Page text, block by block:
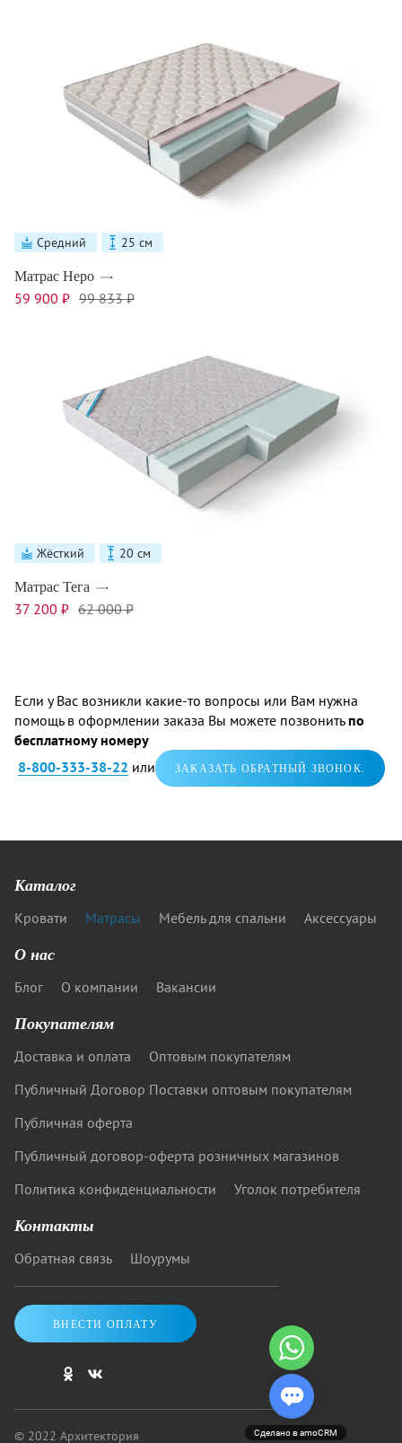
Средний 25 см
Матрас Неро
59 900 ₽ 99 833 ₽
Жёсткий 20 см
Матрас Тега
37 200 ₽ 62 000 ₽
Если у Вас возникли какие-то вопросы или Вам нужна
помощь в оформлении заказа Вы можете позвонитьпо
бесплатному номеру
8-800-333-38-22 или ЗАКАЗАТЬ ОБРАТНЫЙ ЗВОНОК.
Каталог
Кровати Матрасы Мебель для спальни Аксессуары
О нас
Блог О компании Вакансии
Покупателям
Доставка и оплата
Оптовым покупателям
Публичный Договор Поставки оптовым покупателям
Публичная оферта
Публичный договор-оферта розничных магазинов
Политика конфиденциальности
Уголок потребителя
Контакты
Обратная связь Шоурумы
ВНЕСТИ ОПЛАТУ
© 2022 Архитектория Сделано в amoCRM